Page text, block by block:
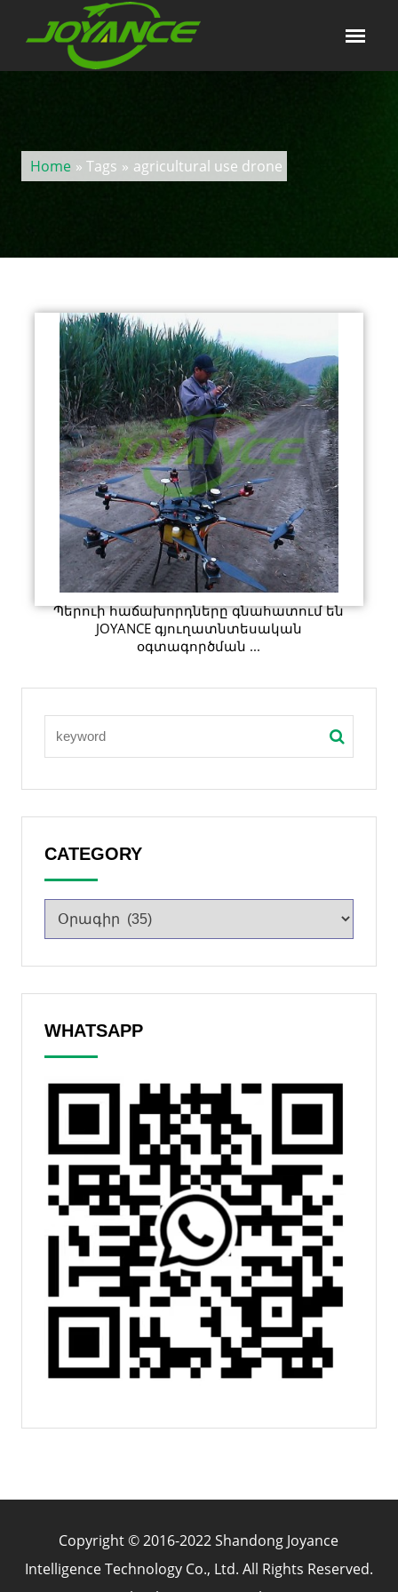
Home » Tags agricultural use drone
»
Պերուի հաճախորդները գնահատում են
JOYANCE գյուղատնտեսական
օգտագործման ...
CATEGORY
WHATSAPP
Copyright © 2016-2022 Shandong Joyance
Intelligence Technology Co., Ltd. All Rights Reserved.